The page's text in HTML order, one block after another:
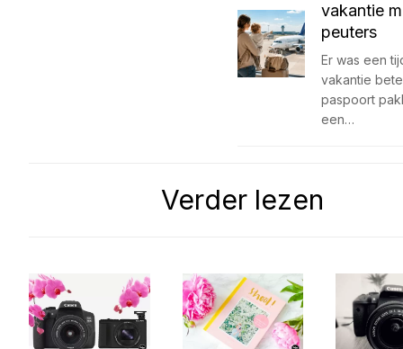
vakantie
peuters
Er was een
vakantie
paspoort
een…
Verder lezen